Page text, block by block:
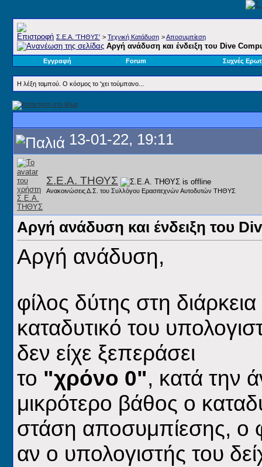
Σ.E.A. 'ΤΗΘΥΣ' > Τεχνική Κατάδυση >Αποσυμπίεση
Αργή ανάδυση και ένδειξη του Dive
Εγγραφή Forum Συχνές
Η λέξη ταμπού. Ο κόσμος το 'χει τούμπανο...
13-01-22, 19:11
Σ.Ε.Α. ΤΗΘΥΣ
Ανακοινώσεις Δ.Σ. του Συλλόγου Ερασιτεχνών Αυτοδυτών ΤΗΘΥΣ
Αργή ανάδυση και ένδειξη του
Αργή ανάδυση,
φίλος δύτης στη
καταδυτικό του
δεν είχε ξεπεράσει
το "χρόνο 0", κατά την
μικρότερο βάθος ο
στάση αποσυμπίεσης, ο
αν ο υπολογιστής του